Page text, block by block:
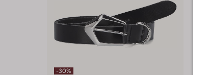
-30%